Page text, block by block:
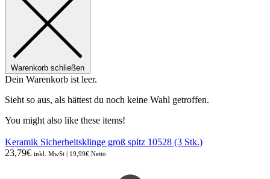
Warenkorb schließen
Dein Warenkorb ist leer.
Sieht so aus, als hättest du noch keine Wahl getroffen.
You might also like these items!
Keramik Sicherheitsklinge groß spitz 10528 (3 Stk.)
23,79€ inkl. MwSt | 19,99€ Netto